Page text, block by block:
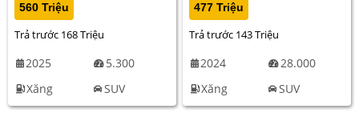
560 Triệu
Trả trước 168 Triệu
2025
5.300
Xăng
SUV
477 Triệu
Trả trước 143 Triệu
2024
28.000
Xăng
SUV